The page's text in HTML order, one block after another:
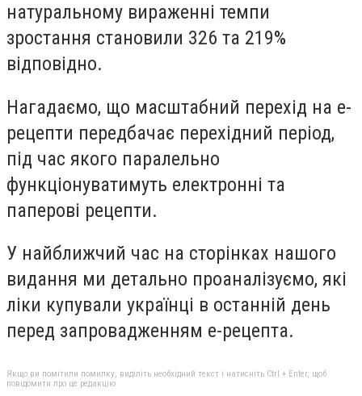
натуральному вираженні темпи
зростання становили 326 та 219%
відповідно.
Нагадаємо, що масштабний перехід на е-
рецепти передбачає перехідний період,
під час якого паралельно
функціонуватимуть електронні та
паперові рецепти.
У найближчий час на сторінках нашого
видання ми детально проаналізуємо, які
ліки купували українці в останній день
перед запровадженням е-рецепта.
Якщо ви помітили помилку, виділіть необхідний текст і натисніть Ctrl + Enter, щоб
повідомити про це редакцію